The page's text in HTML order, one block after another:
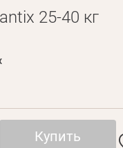
25-40 кг
Купить